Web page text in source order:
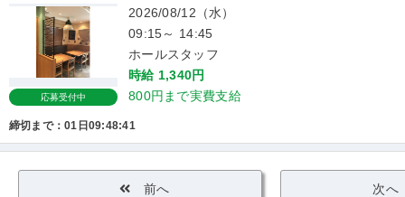
応募受付中
2026/08/12（水）
09:15～ 14:45
ホールスタッフ
時給 1,340円
800円まで実費支給
締切まで：01日09:48:41
前へ 次へ